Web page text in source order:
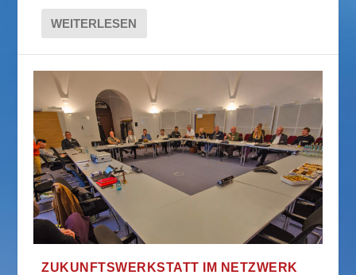
WEITERLESEN
ZUKUNFTSWERKSTATT IM NETZWERK